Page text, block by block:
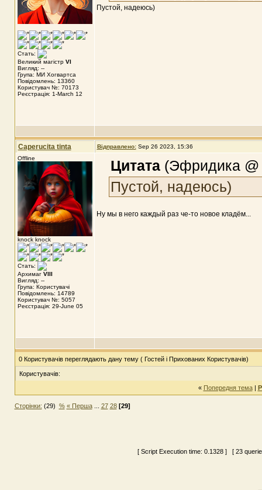
Стать:
Великий магістр VI
Вигляд: --
Група: МИ Хогвартса
Повідомлень: 13360
Користувач №: 70173
Реєстрація: 1-March 12
Пустой, надеюсь)
Caperucita tinta Відправлено: Sep 26 2023, 15:36
Offline
knock knock
Стать:
Архимаг VIII
Вигляд: --
Група: Користувачі
Повідомлень: 14789
Користувач №: 5057
Реєстрація: 29-June 05
Цитата(Эфридика @
Пустой, надеюсь)
Ну мы в него каждый раз че-то новое кладём...
0 Користувачів переглядають дану тему ( Гостей і Прихованих Користувачів)
Користувачів:
« Попередня тема|
Сторінки: (29) % « Перша... 27 28 [29]
[ Script Execution time: 0.1328 ] [ 23